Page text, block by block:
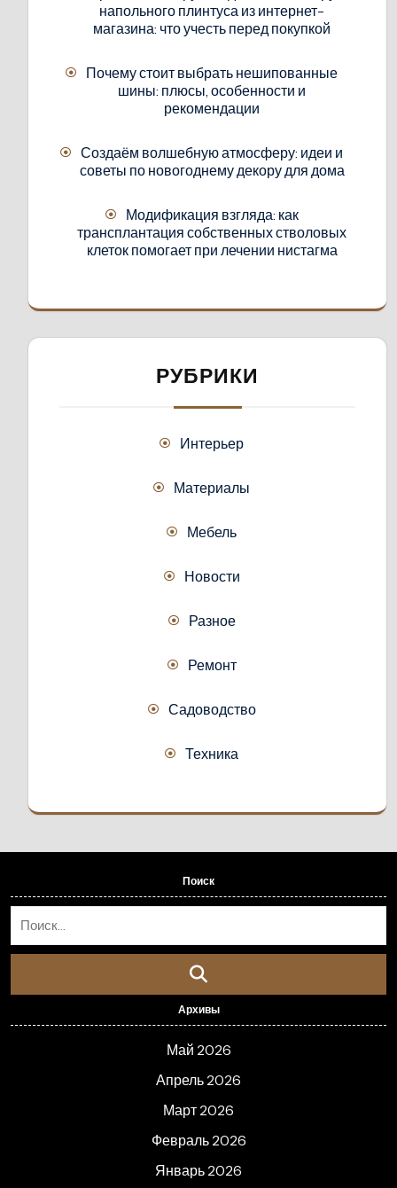
напольного плинтуса из интернет-
магазина: что учесть перед покупкой
Почему стоит выбрать нешипованные
шины: плюсы, особенности и
рекомендации
Создаём волшебную атмосферу: идеи и
советы по новогоднему декору для дома
Модификация взгляда: как
трансплантация собственных стволовых
клеток помогает при лечении нистагма
РУБРИКИ
Интерьер
Материалы
Мебель
Новости
Разное
Ремонт
Садоводство
Техника
Поиск
Архивы
Май 2026
Апрель 2026
Март 2026
Февраль 2026
Январь 2026